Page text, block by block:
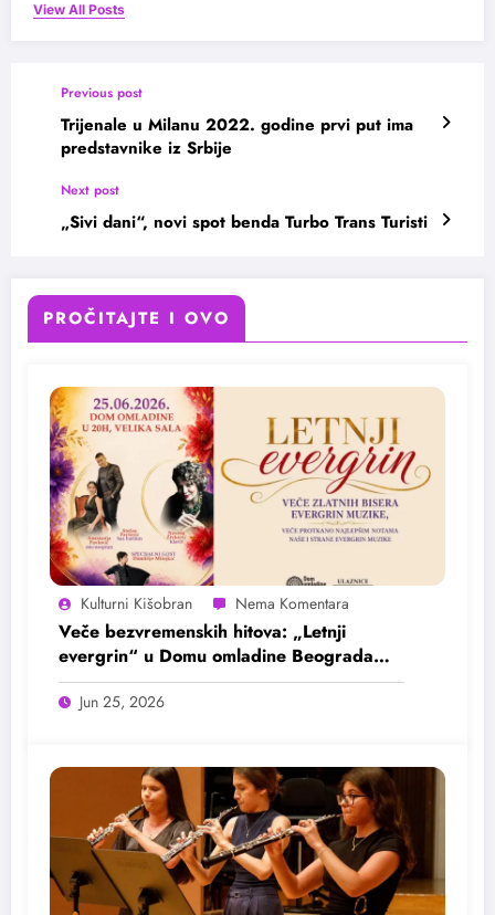
View All Posts
Previous post
Trijenale u Milanu 2022. godine prvi put ima
predstavnike iz Srbije
Next post
„Sivi dani“, novi spot benda Turbo Trans Turisti
PROČITAJTE I OVO
Kulturni Kišobran
Veče bezvremenskih hitova: „Letnji
evergrin“ u Domu omladine Beograda
25. juna
Jun 25, 2026